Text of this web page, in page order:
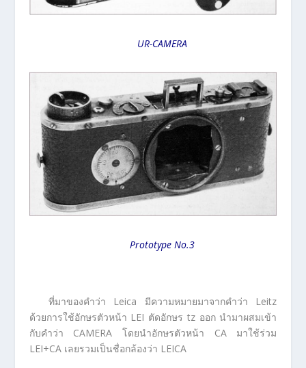
UR-CAMERA
Prototype No.3
ที่มาของคำว่า Leica มีความหมายมาจากคำว่า Leitz
ด้วยการใช้อักษรตัวหน้า LEI ตัดอักษร tz ออก นำมาผสมเข้า
กับคำว่า CAMERA โดยนำอักษรตัวหน้า CA มาใช้ร่วม
LEI+CA เลยรวมเป็นชื่อกล้องว่า LEICA